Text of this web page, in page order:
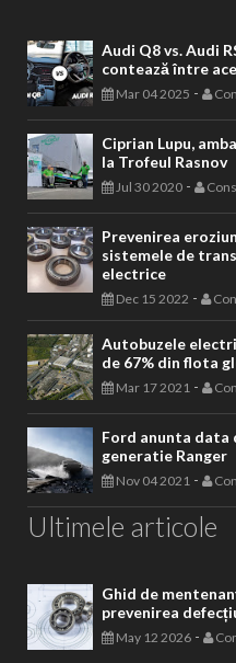
Audi Q8 vs. Audi
contează între
Mar 04 2025 -
Ciprian Lupu,
la Trofeul Rasnov
Jul 30 2020 -
Prevenirea
sistemele de
electrice
Dec 15 2022 -
Autobuzele
de 67% din flota
Mar 17 2021 -
Ford anunta data
generatie Ranger
Nov 04 2021 -
Ultimele articole
Ghid de
prevenirea
May 12 2026 -